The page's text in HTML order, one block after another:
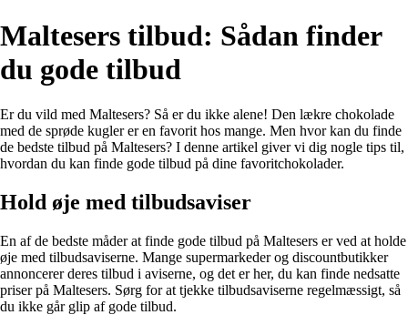
Maltesers tilbud: Sådan finder
du gode tilbud
Er du vild med Maltesers? Så er du ikke alene! Den lækre chokolade
med de sprøde kugler er en favorit hos mange. Men hvor kan du finde
de bedste tilbud på Maltesers? I denne artikel giver vi dig nogle tips til,
hvordan du kan finde gode tilbud på dine favoritchokolader.
Hold øje med tilbudsaviser
En af de bedste måder at finde gode tilbud på Maltesers er ved at holde
øje med tilbudsaviserne. Mange supermarkeder og discountbutikker
annoncerer deres tilbud i aviserne, og det er her, du kan finde nedsatte
priser på Maltesers. Sørg for at tjekke tilbudsaviserne regelmæssigt, så
du ikke går glip af gode tilbud.